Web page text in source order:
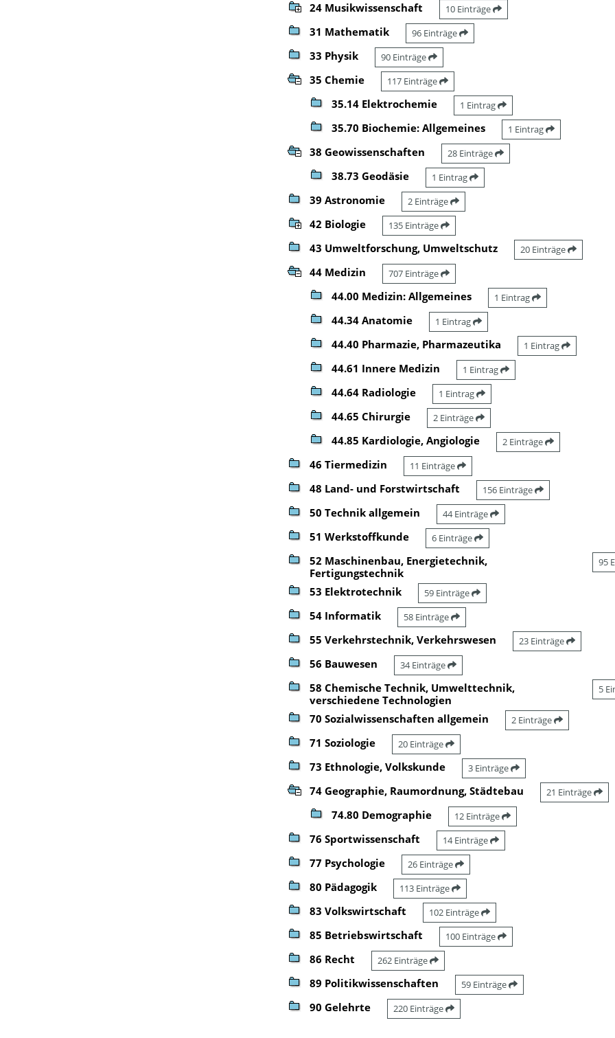
24 Musikwissenschaft 10 Einträge
31 Mathematik 96 Einträge
33 Physik 90 Einträge
35 Chemie 117 Einträge
35.14 Elektrochemie 1 Eintrag
35.70 Biochemie: Allgemeines 1 Eintrag
38 Geowissenschaften 28 Einträge
38.73 Geodäsie 1 Eintrag
39 Astronomie 2 Einträge
42 Biologie 135 Einträge
43 Umweltforschung, Umweltschutz 20 Einträge
44 Medizin 707 Einträge
44.00 Medizin: Allgemeines 1 Eintrag
44.34 Anatomie 1 Eintrag
44.40 Pharmazie, Pharmazeutika 1 Eintrag
44.61 Innere Medizin 1 Eintrag
44.64 Radiologie 1 Eintrag
44.65 Chirurgie 2 Einträge
44.85 Kardiologie, Angiologie 2 Einträge
46 Tiermedizin 11 Einträge
48 Land- und Forstwirtschaft 156 Einträge
50 Technik allgemein 44 Einträge
51 Werkstoffkunde 6 Einträge
52 Maschinenbau, Energietechnik,
Fertigungstechnik
95
53 Elektrotechnik 59 Einträge
54 Informatik 58 Einträge
55 Verkehrstechnik, Verkehrswesen 23 Einträge
56 Bauwesen 34 Einträge
58 Chemische Technik, Umwelttechnik,
verschiedene Technologien
5
70 Sozialwissenschaften allgemein 2 Einträge
71 Soziologie 20 Einträge
73 Ethnologie, Volkskunde 3 Einträge
74 Geographie, Raumordnung, Städtebau 21 Einträge
74.80 Demographie 12 Einträge
76 Sportwissenschaft 14 Einträge
77 Psychologie 26 Einträge
80 Pädagogik 113 Einträge
83 Volkswirtschaft 102 Einträge
85 Betriebswirtschaft 100 Einträge
86 Recht 262 Einträge
89 Politikwissenschaften 59 Einträge
90 Gelehrte 220 Einträge